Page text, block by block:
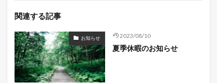
関連する記事
お知らせ 2023/08/10
夏季休暇のお知らせ